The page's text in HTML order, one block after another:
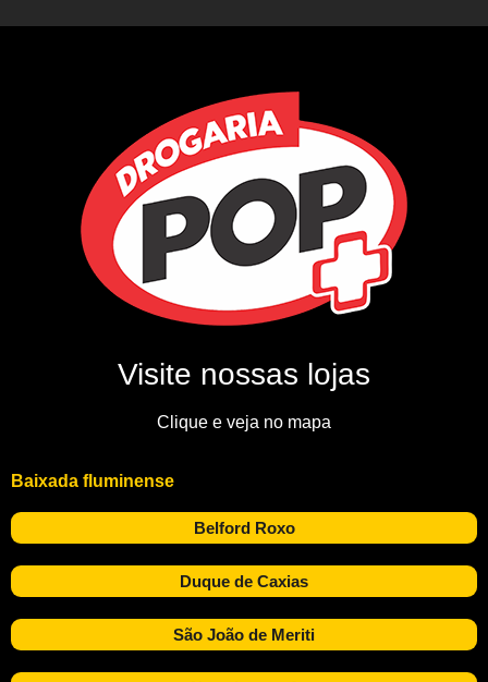
Visite nossas lojas
Clique e veja no mapa
Baixada fluminense
Belford Roxo
Duque de Caxias
São João de Meriti